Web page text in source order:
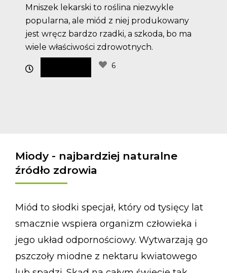
Mniszek lekarski to roślina niezwykle
popularna, ale miód z niej produkowany
jest wręcz bardzo rzadki, a szkoda, bo ma
wiele właściwości zdrowotnych.
6
Miody - najbardziej naturalne
źródło zdrowia
Miód to słodki specjał, który od tysięcy lat
smacznie wspiera organizm człowieka i
jego układ odpornościowy. Wytwarzają go
pszczoły miodne z nektaru kwiatowego